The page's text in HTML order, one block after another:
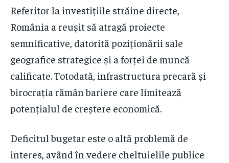
Referitor la investițiile străine directe,
România a reușit să atragă proiecte
semnificative, datorită poziționării sale
geografice strategice și a forței de muncă
calificate. Totodată, infrastructura precară și
birocrația rămân bariere care limitează
potențialul de creștere economică.
Deficitul bugetar este o altă problemă de
interes, având în vedere cheltuielile publice